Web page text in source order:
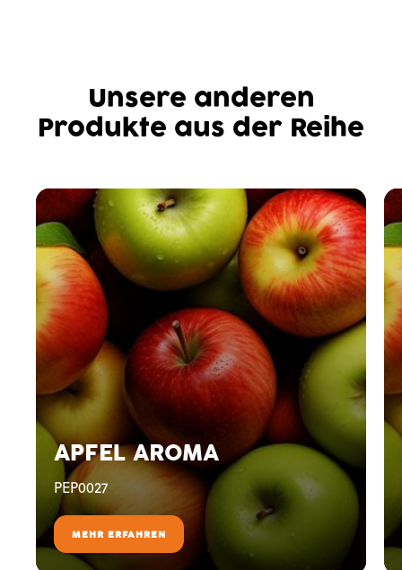
Unsere anderen
Produkte aus der Reihe
APFEL AROMA
PEP0027
MEHR ERFAHREN